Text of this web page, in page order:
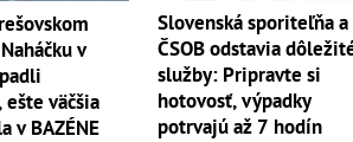
v
väčšia
v BAZÉNE
Slovenská sporiteľňa a
ČSOB odstavia
služby: Pripravte si
hotovosť, výpadky
potrvajú až 7 hodín